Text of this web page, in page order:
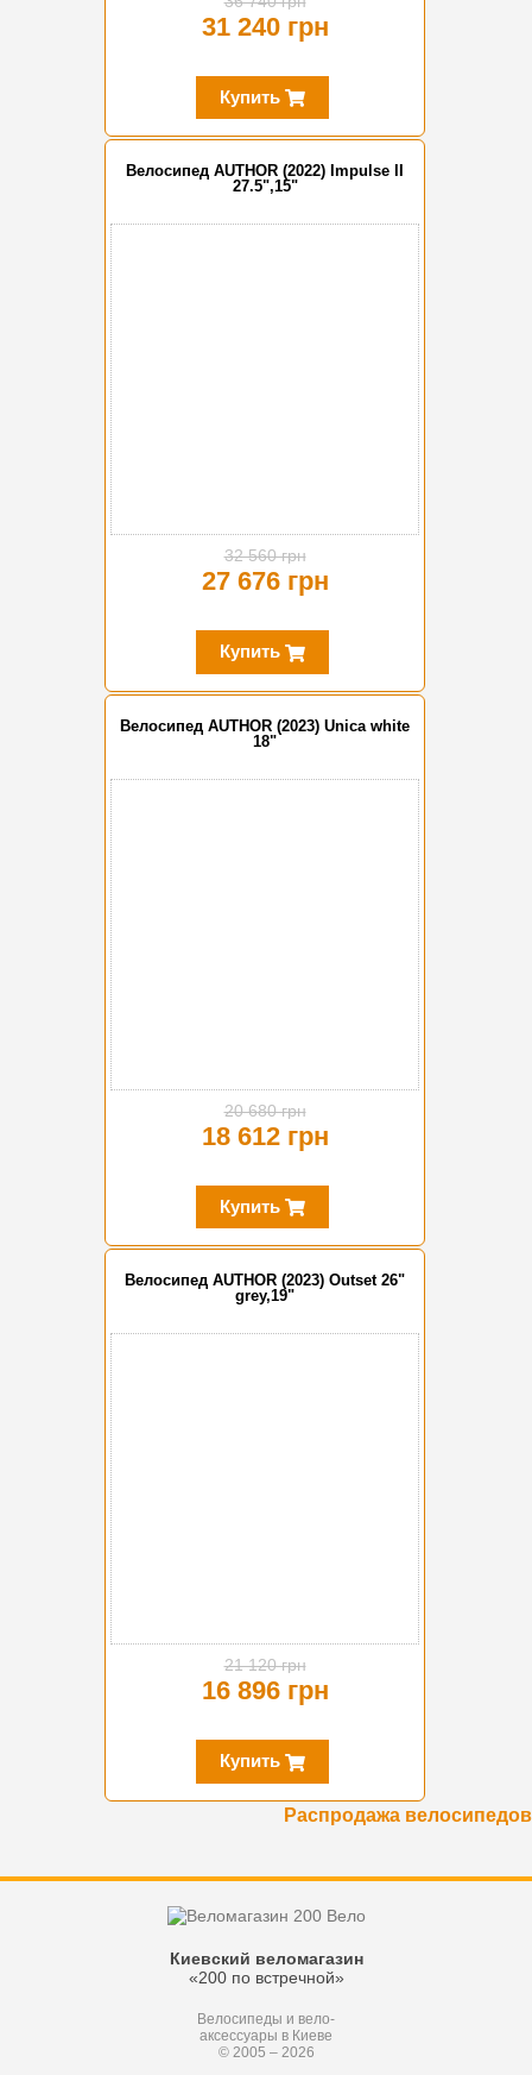
31 240 грн
Купить
Велосипед AUTHOR (2022) Impulse II
27.5",15"
32 560 грн
27 676 грн
Купить
Велосипед AUTHOR (2023) Unica white
18"
20 680 грн
18 612 грн
Купить
Велосипед AUTHOR (2023) Outset 26"
grey,19"
21 120 грн
16 896 грн
Купить
Распродажа велосипедов
Киевский веломагазин
«200 по встречной»
Велосипеды и вело-
аксессуары в Киеве
© 2005 – 2026